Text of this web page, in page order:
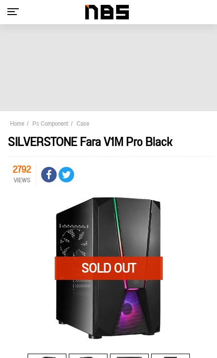
Home Pc Component Case
SILVERSTONE Fara V1M Pro Black
2792
VIEWS